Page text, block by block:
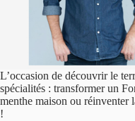
L’occasion de découvrir le
spécialités : transformer un
menthe maison ou réinventer
!